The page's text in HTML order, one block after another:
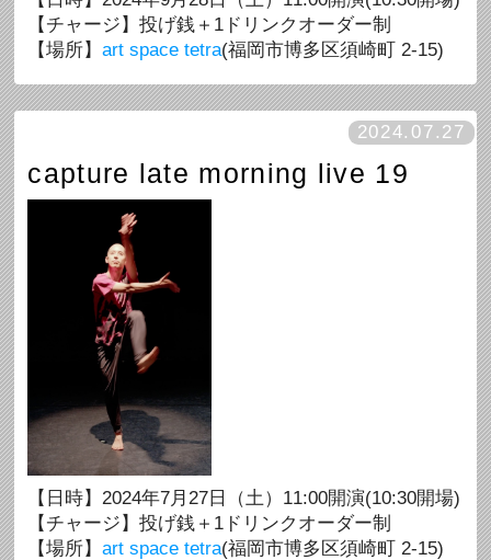
【チャージ】投げ銭＋1ドリンクオーダー制
【場所】art space tetra(福岡市博多区須崎町 2-15)
2024.07.27
capture late morning live 19
【日時】2024年7月27日（土）11:00開演(10:30開場)
【チャージ】投げ銭＋1ドリンクオーダー制
【場所】art space tetra(福岡市博多区須崎町 2-15)